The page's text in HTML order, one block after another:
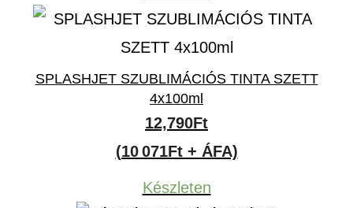
SPLASHJET SZUBLIMÁCIÓS TINTA SZETT
4x100ml
12,790Ft
(10 071Ft + ÁFA)
Készleten